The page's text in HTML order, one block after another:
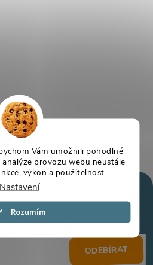
Vám umožnili pohodlné
provozu webu neustále
výkon a použitelnost
Nastavení
Souhlasím
o novinkách
slevách
ODEBÍRAT